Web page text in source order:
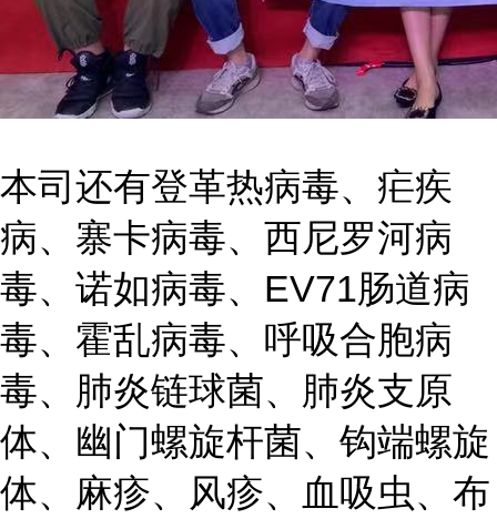
本司还有登革热病毒、疟疾
病、寨卡病毒、西尼罗河病
毒、诺如病毒、EV71肠道病
毒、霍乱病毒、呼吸合胞病
毒、肺炎链球菌、肺炎支原
体、幽门螺旋杆菌、钩端螺旋
体、麻疹、风疹、血吸虫、布